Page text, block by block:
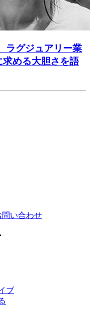
ラグジュアリー業
める大胆さを語
問い合わせ
ブ